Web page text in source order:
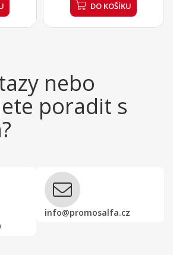
DO KOŠÍKU
nebo
poradit s
info@promosalfa.cz